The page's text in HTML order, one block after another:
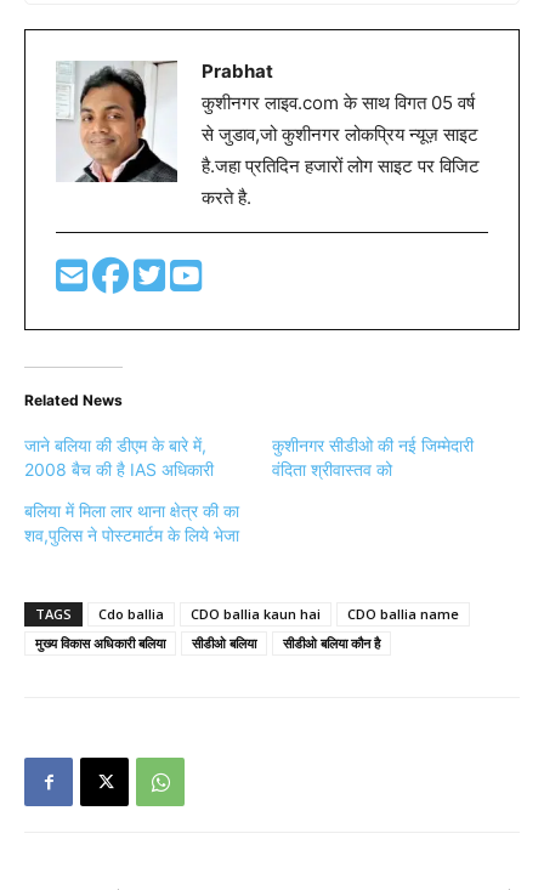
Prabhat
कुशीनगर लाइव.com के साथ विगत 05 वर्ष
से जुडाव,जो कुशीनगर लोकप्रिय न्यूज़ साइट
है.जहा प्रतिदिन हजारों लोग साइट पर विजिट
करते है.
Related News
जाने बलिया की डीएम के बारे में,
2008 बैच की है IAS अधिकारी
कुशीनगर सीडीओ की नई जिम्मेदारी
वंदिता श्रीवास्तव को
बलिया में मिला लार थाना क्षेत्र की का
शव,पुलिस ने पोस्टमार्टम के लिये भेजा
TAGS Cdo ballia CDO ballia kaun hai
CDO ballia name
मुख्य विकास अधिकारी बलिया
सीडीओ बलिया सीडीओ बलिया कौन है